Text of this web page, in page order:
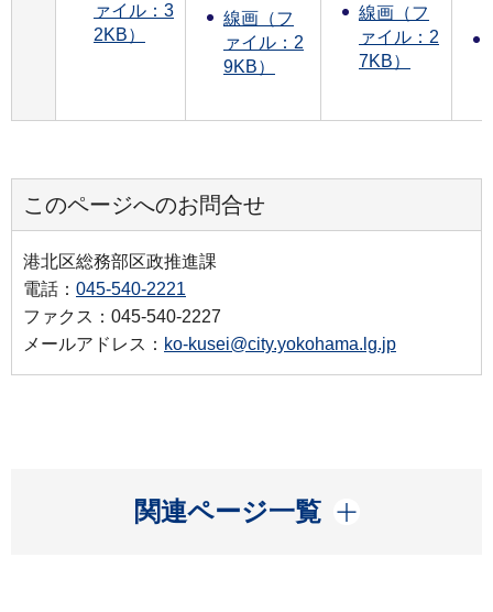
ァイル：3
2KB）
線画（フ
ァイル：2
9KB）
線画（フ
ァイル：2
7KB）
このページへのお問合せ
港北区総務部区政推進課
電話： 045-540-2221
ファクス：045-540-2227
メールアドレス： ko-kusei@city.yokohama.lg.jp
関連ページ一覧
開く